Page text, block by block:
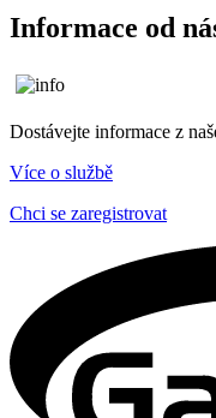
Informace od
Dostávejte informace z
Více o službě
Chci se zaregistrovat